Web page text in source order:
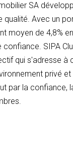
SA
qualité. Avec un
moyen de 4,8%
confiance. SIPA
qui s'adresse
privé
par la confiance,